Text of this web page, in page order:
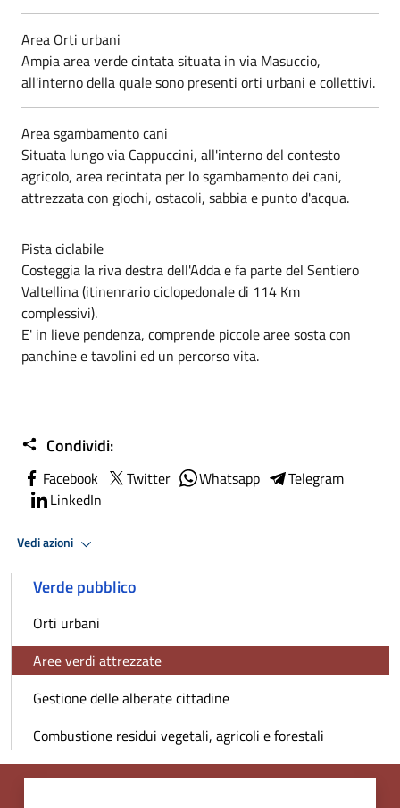
Area Orti urbani
Ampia area verde cintata situata in via Masuccio,
all'interno della quale sono presenti orti urbani e collettivi.
Area sgambamento cani
Situata lungo via Cappuccini, all'interno del contesto
agricolo, area recintata per lo sgambamento dei cani,
attrezzata con giochi, ostacoli, sabbia e punto d'acqua.
Pista ciclabile
Costeggia la riva destra dell'Adda e fa parte del Sentiero
Valtellina (itinenrario ciclopedonale di 114 Km
complessivi).
E' in lieve pendenza, comprende piccole aree sosta con
panchine e tavolini ed un percorso vita.
Condividi:
Facebook Twitter Whatsapp
Telegram
LinkedIn
Vedi azioni
Verde pubblico
Orti urbani
Aree verdi attrezzate
Gestione delle alberate cittadine
Combustione residui vegetali, agricoli e forestali